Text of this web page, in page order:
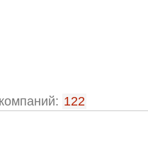
компаний: 122